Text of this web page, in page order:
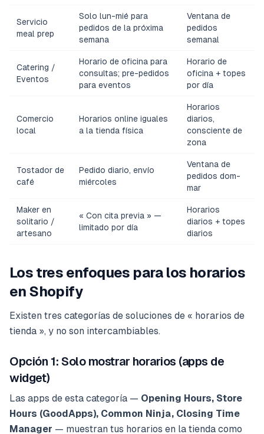
Servicio
meal prep
Solo lun-mié para
pedidos de la próxima
semana
Ventana de
pedidos
semanal
Catering /
Eventos
Horario de oficina para
consultas; pre-pedidos
para eventos
Horario de
oficina + topes
por día
Comercio
local
Horarios online iguales
a la tienda física
Horarios
diarios,
consciente de
zona
Tostador de
café
Pedido diario, envío
miércoles
Ventana de
pedidos dom-
mar
Maker en
solitario /
artesano
« Con cita previa » —
limitado por día
Horarios
diarios + topes
diarios
Los tres enfoques para los horarios
en Shopify
Existen tres categorías de soluciones de « horarios de
tienda », y no son intercambiables.
Opción 1: Solo mostrar horarios (apps de
widget)
Las apps de esta categoría — Opening Hours, Store
Hours (GoodApps), Common Ninja, Closing Time
Manager — muestran tus horarios en la tienda como